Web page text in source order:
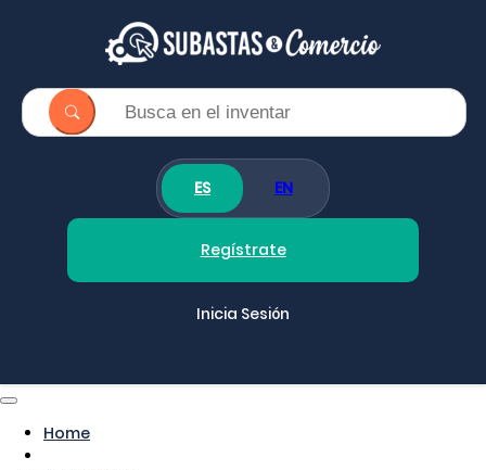
ES EN
Regístrate
Inicia Sesión
Home